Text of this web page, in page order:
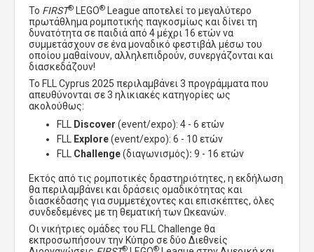
To FIRST® LEGO® League αποτελεί το μεγαλύτερο
πρωτάθλημα ρομποτικής παγκοσμίως και δίνει τη
δυνατότητα σε παιδιά από 4 μέχρι 16 ετώννα
συμμετάσχουν σε ένα μοναδικό φεστιβάλ μέσω του
οποίου μαθαίνουν, αλληλεπιδρούν, συνεργάζονται και
διασκεδάζουν!
Το FLL Cyprus 2025 περιλαμβάνει 3 προγράμματα που
απευθύνονται σε 3 ηλικιακές κατηγορίες ως
ακολούθως:
FLL
Discover (event/expo): 4 - 6 ετών
FLL
Explore(event/expo): 6 - 10 ετών
FLL
Challenge(διαγωνισμός): 9 - 16 ετών
Εκτός από τις ρομποτικές δραστηριότητες, η εκδήλωση
θα περιλαμβάνει και δράσεις ομαδικότητας και
διασκέδασης για συμμετέχοντες και επισκέπτες, όλες
συνδεδεμένες μετη θεματική των Ωκεανών.
Οι νικήτριες ομάδες του FLL Challenge θα
εκπροσωπήσουν την Κύπρο σε δύο Διεθνείς
® ®